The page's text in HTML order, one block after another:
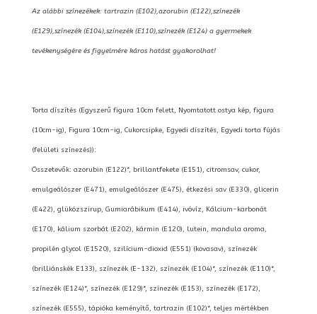
Az alábbi színezékek: tartrazin (E102),azorubin (E122),színezék
(E129),színezék (E104),színezék (E110),színezék (E124) a gyermekek
tevékenységére és figyelmére káros hatást gyakorolhat!
Torta díszítés (Egyszerű figura 10cm felett, Nyomtatott ostya kép, figura
(10cm-ig), Figura 10cm-ig, Cukorcsipke, Egyedi díszítés, Egyedi torta fújás
(felületi színezés)):
Összetevők: azorubin (E122)*, brillantfekete (E151), citromsav, cukor,
emulgeálószer (E471), emulgeálószer (E475), étkezési sav (E330), glicerin
(E422), glükózszirup, Gumiarábikum (E414), ivóvíz, Kálcium-karbonát
(E170), kálium szorbát (E202), kármin (E120), lutein, mandula aroma,
propilén glycol (E1520), szilícium-dioxid (E551) (kovasav), színezék
(brilliánskék E133), színezék (E-132), színezék (E104)*, színezék (E110)*,
színezék (E124)*, színezék (E129)*, színezék (E153), színezék (E172),
színezék (E555), tápióka keményítő, tartrazin (E102)*, teljes mértékben